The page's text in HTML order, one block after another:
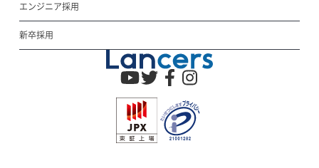
エンジニア採用
新卒採用